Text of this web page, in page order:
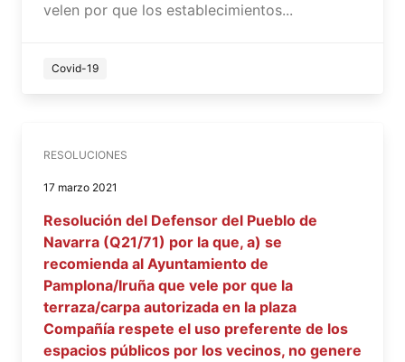
velen por que los establecimientos...
Covid-19
RESOLUCIONES
17 marzo 2021
Resolución del Defensor del Pueblo de
Navarra (Q21/71) por la que, a) se
recomienda al Ayuntamiento de
Pamplona/Iruña que vele por que la
terraza/carpa autorizada en la plaza
Compañía respete el uso preferente de los
espacios públicos por los vecinos, no genere